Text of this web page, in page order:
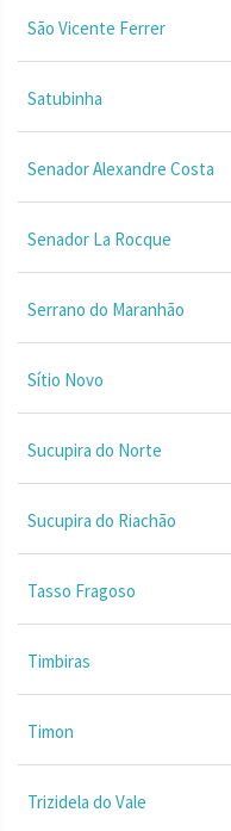
São Vicente Ferrer
Satubinha
Senador Alexandre Costa
Senador La Rocque
Serrano do Maranhão
Sítio Novo
Sucupira do Norte
Sucupira do Riachão
Tasso Fragoso
Timbiras
Timon
Trizidela do Vale